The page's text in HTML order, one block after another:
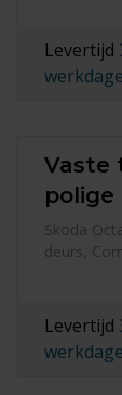
Levertijd
Vaste
polige
Skoda
deurs,
Levertijd